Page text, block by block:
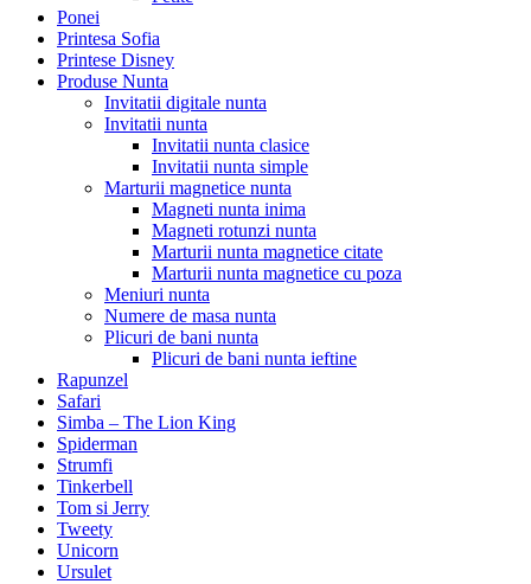
Ponei
Printesa Sofia
Printese Disney
Produse Nunta
Invitatii digitale nunta
Invitatii nunta
Invitatii nunta clasice
Invitatii nunta simple
Marturii magnetice nunta
Magneti nunta inima
Magneti rotunzi nunta
Marturii nunta magnetice citate
Marturii nunta magnetice cu poza
Meniuri nunta
Numere de masa nunta
Plicuri de bani nunta
Plicuri de bani nunta ieftine
Rapunzel
Safari
Simba – The Lion King
Spiderman
Strumfi
Tinkerbell
Tom si Jerry
Tweety
Unicorn
Ursulet